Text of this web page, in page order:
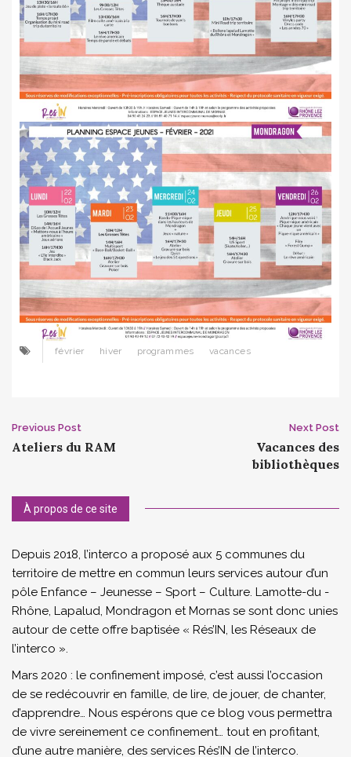
février hiver programmes vacances
Post
Previous Post
Ateliers du RAM
Next Post
Vacances des
bibliothèques
À propos de ce site
Depuis 2018, l’interco a proposé aux 5 communes du
territoire de mettre en commun leurs services autour d’un
pôle Enfance – Jeunesse – Sport – Culture. Lamotte-du -
Rhône, Lapalud, Mondragon et Mornas se sont donc unies
autour de cette offre baptisée « Rés’IN, les Réseaux de
l’interco ».
Mars 2020 : le confinement imposé, c’est aussi l’occasion
de se redécouvrir en famille, de lire, de jouer, de chanter,
d’apprendre… Nous espérons que ce blog vous permettra
de vivre sereinement ce confinement… tout en profitant,
d’une autre manière, des services Rés’IN de l’interco.